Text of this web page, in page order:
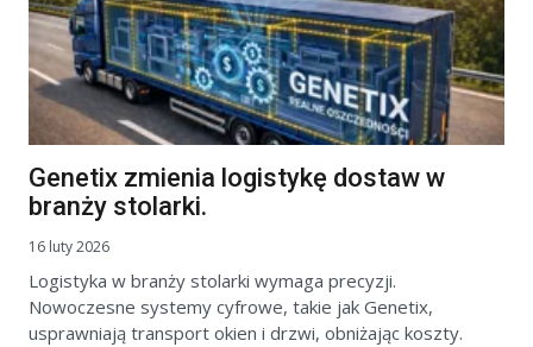
Genetix zmienia logistykę dostaw w
branży stolarki.
16 luty 2026
Logistyka w branży stolarki wymaga precyzji.
Nowoczesne systemy cyfrowe, takie jak Genetix,
usprawniają transport okien i drzwi, obniżając koszty.